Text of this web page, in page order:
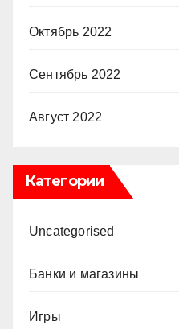
Октябрь 2022
Сентябрь 2022
Август 2022
Категории
Uncategorised
Банки и магазины
Игры